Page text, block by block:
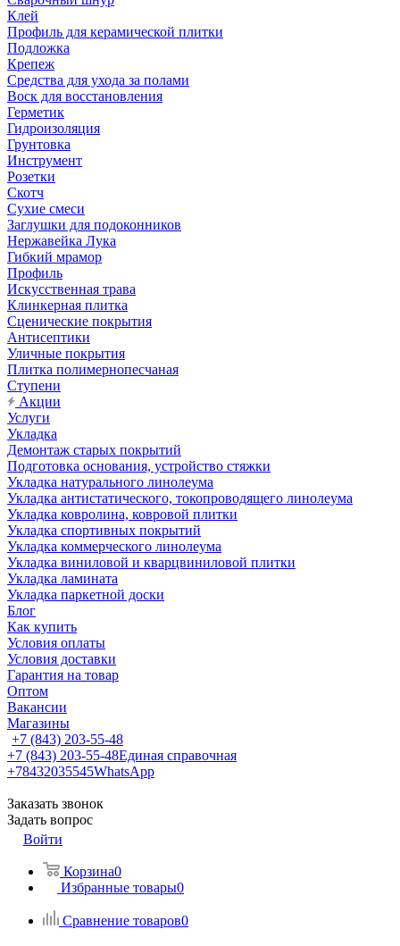
Клей
Профиль для керамической плитки
Подложка
Крепеж
Средства для ухода за полами
Воск для восстановления
Герметик
Гидроизоляция
Грунтовка
Инструмент
Розетки
Скотч
Сухие смеси
Заглушки для подоконников
Нержавейка Лука
Гибкий мрамор
Профиль
Искусственная трава
Клинкерная плитка
Сценические покрытия
Антисептики
Уличные покрытия
Плитка полимернопесчаная
Ступени
Акции
Услуги
Укладка
Демонтаж старых покрытий
Подготовка основания, устройство стяжки
Укладка натурального линолеума
Укладка антистатического, токопроводящего линолеума
Укладка ковролина, ковровой плитки
Укладка спортивных покрытий
Укладка коммерческого линолеума
Укладка виниловой и кварцвиниловой плитки
Укладка ламината
Укладка паркетной доски
Блог
Как купить
Условия оплаты
Условия доставки
Гарантия на товар
Оптом
Вакансии
Магазины
+7 (843) 203-55-48
+7 (843) 203-55-48Единая справочная
+78432035545WhatsApp
Заказать звонок
Задать вопрос
Войти
Корзина0
Избранные товары0
Сравнение товаров0